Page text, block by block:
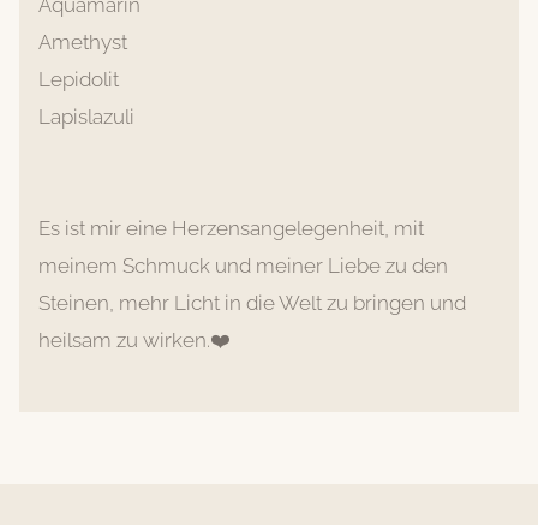
Aquamarin
Amethyst
Lepidolit
Lapislazuli
Es ist mir eine Herzensangelegenheit, mit
meinem Schmuck und meiner Liebe zu den
Steinen, mehr Licht in die Welt zu bringen und
heilsam zu wirken.❤️